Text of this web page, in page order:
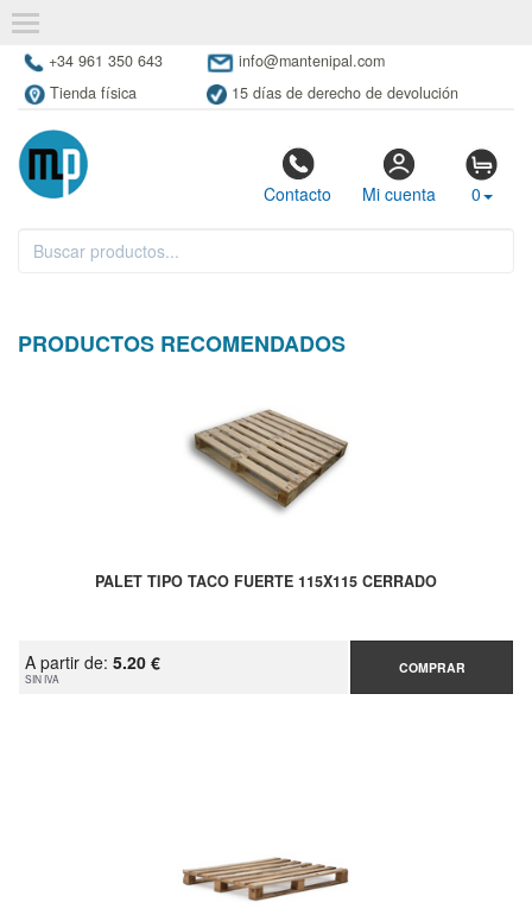
+34 961 350 643
info@mantenipal.com
Tienda física
15 días de derecho de devolución
Contacto Mi cuenta 0
PRODUCTOS RECOMENDADOS
PALET TIPO TACO FUERTE 115X115 CERRADO
A partir de: 5.20 €
SIN IVA
COMPRAR